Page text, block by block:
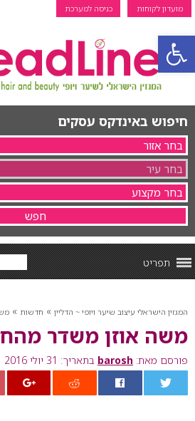
פתח סרגל נגישות
מועדון לקוחות כניסה למערכת
חיפוש באינדקס עסקים
תפריט
המגזין הישראלי עיצוב שיער ויופי ~ הדליין » חדשות »
משה אוזן משדר
פורסם מאת: barosh בתאריך: 31 יולי 2016